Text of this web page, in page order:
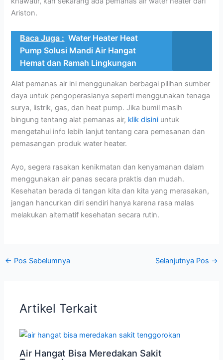
Ariston.
Baca Juga : Water Heater Heat
Pump Solusi Mandi Air Hangat
Hemat dan Ramah Lingkungan
Alat pemanas air ini menggunakan berbagai pilihan sumber
daya untuk pengoperasianya seperti menggunakan tenaga
surya, listrik, gas, dan heat pump. Jika bumil masih
bingung tentang alat pemanas air, klik disini untuk
mengetahui info lebih lanjut tentang cara pemesanan dan
pemasangan produk water heater.
Ayo, segera rasakan kenikmatan dan kenyamanan dalam
menggunakan air panas secara praktis dan mudah.
Kesehatan berada di tangan kita dan kita yang merasakan,
jangan hancurkan diri sendiri hanya karena rasa malas
melakukan alternatif kesehatan secara rutin.
← Pos Sebelumnya Selanjutnya Pos →
Artikel Terkait
Air Hangat Bisa Meredakan Sakit